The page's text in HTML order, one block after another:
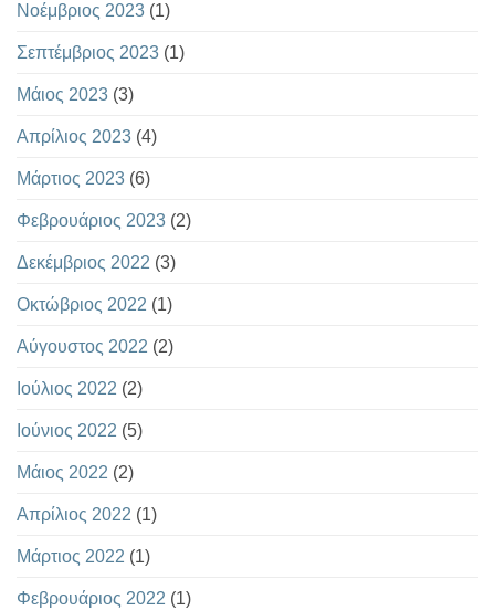
Νοέμβριος 2023 (1)
Σεπτέμβριος 2023 (1)
Μάιος 2023 (3)
Απρίλιος 2023 (4)
Μάρτιος 2023 (6)
Φεβρουάριος 2023 (2)
Δεκέμβριος 2022 (3)
Οκτώβριος 2022 (1)
Αύγουστος 2022 (2)
Ιούλιος 2022 (2)
Ιούνιος 2022 (5)
Μάιος 2022 (2)
Απρίλιος 2022 (1)
Μάρτιος 2022 (1)
Φεβρουάριος 2022 (1)